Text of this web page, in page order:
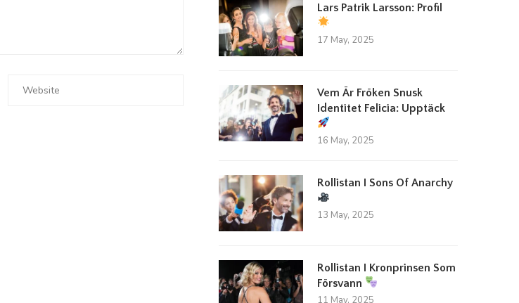
Lars Patrik Larsson: Profil
17 May, 2025
Vem Är Fröken Snusk
Identitet Felicia: Upptäck
16 May, 2025
Rollistan I Sons Of Anarchy
13 May, 2025
Rollistan I Kronprinsen Som
Försvann
11 May, 2025